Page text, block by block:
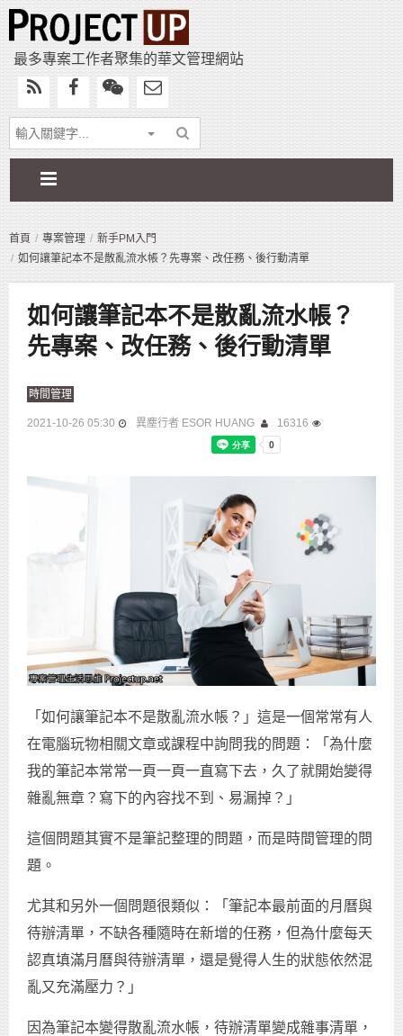
最多專案工作者聚集的華文管理網站
首頁 專案管理
新手PM入門
如何讓筆記本不是散亂流水帳？先專案、改任務、後行動清單
如何讓筆記本不是散亂流水帳？
先專案、改任務、後行動清單
時間管理
2021-10-26 05:30 異塵行者 ESOR HUANG 16316
「如何讓筆記本不是散亂流水帳？」這是一個常常有人
在電腦玩物相關文章或課程中詢問我的問題：「為什麼
我的筆記本常常一頁一頁一直寫下去，久了就開始變得
雜亂無章？寫下的內容找不到、易漏掉？」
這個問題其實不是筆記整理的問題，而是時間管理的問
題。
尤其和另外一個問題很類似：「筆記本最前面的月曆與
待辦清單，不缺各種隨時在新增的任務，但為什麼每天
認真填滿月曆與待辦清單，還是覺得人生的狀態依然混
亂又充滿壓力？」
因為筆記本變得散亂流水帳，待辦清單變成雜事清單，